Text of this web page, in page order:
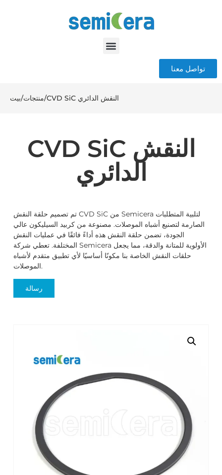
تواصل معنا
بيت/منتجات/
CVD SiC النقش
الدائري
تم تصميم حلقة النقش CVD SiC من Semicera لتلبية المتطلبات
الصارمة لتصنيع أشباه الموصلات. مصنوعة من كربيد السيليكون عالي
الجودة، تضمن حلقة النقش هذه أداءً فائقًا في عمليات النقش
المختلفة. تعطي شركة Semicera الأولوية للمتانة والدقة، مما يجعل
حلقات النقش الخاصة بنا مكونًا أساسيًا لأي تطبيق متقدم لأشباه
الموصلات.
رسالة